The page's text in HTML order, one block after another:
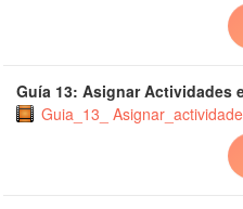
Guía 13: Asignar Actividades
Guia_13_